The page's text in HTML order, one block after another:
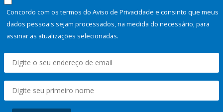
Concordo com os termos do Aviso de Privacidade e consinto que meus
dados pessoais sejam processados, na medida do necessário, para
assinar as atualizações selecionadas.